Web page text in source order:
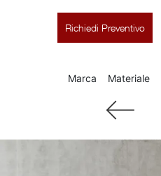
Richiedi Preventivo
Marca Materiale